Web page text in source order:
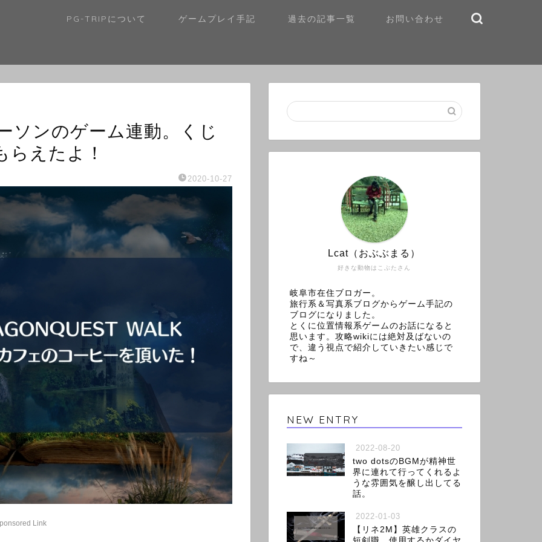
PG-TRIPについて ゲームプレイ手記 過去の記事一覧 お問い合わせ
ソンのゲーム連動。くじ
らえたよ！
2020-10-27
Link
好きな動物はこぶたさん
Lcat（おぶぶまる）
岐阜市在住ブロガー。
旅行系＆写真系ブログからゲーム手記の
ブログになりました。
とくに位置情報系ゲームのお話になると
思います。攻略wikiには絶対及ばないの
で、違う視点で紹介していきたい感じで
すね～
NEW ENTRY
2022-08-20
two dotsのBGMが精神世
界に連れて行ってくれるよ
うな雰囲気を醸し出してる
話。
2022-01-03
【リネ2M】英雄クラスの